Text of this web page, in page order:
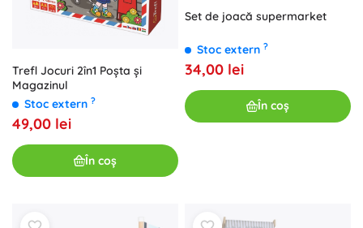
Trefl Jocuri 2în1 Poșta și
Magazinul
Stoc extern ?
49,00 lei
În coș
Set de joacă supermarket
Stoc extern ?
34,00 lei
În coș